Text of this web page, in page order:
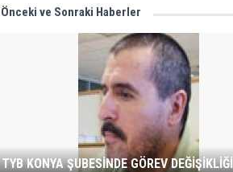
Önceki ve Sonraki Haberler
TYB KONYA ŞUBESİNDE GÖREV DEĞİŞİKLİĞİ